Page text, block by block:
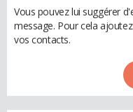
Vous pouvez lui suggérer
message. Pour cela
vos contacts.